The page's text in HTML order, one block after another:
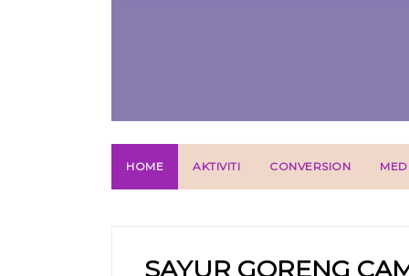
HOME AKTIVITI CONVERSION
SAYUR GORENG